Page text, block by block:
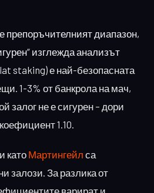
препоръчителният диапазон,
изглежда анализът
staking) е най-безопасната
1-3% от банкрола на мач,
залог не е сигурен – дори
1.10.
като Мартингейл са
залози. За разлика от